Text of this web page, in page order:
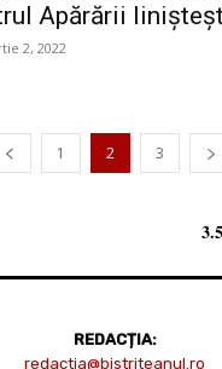
Apărării
2, 2022
1 2 3
REDACȚIA:
redactia@bistriteanul.ro